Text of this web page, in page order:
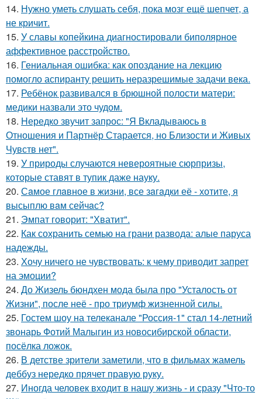
14. Нужно уметь слушать себя, пока мозг ещё шепчет, а
не кричит.
15. У славы копейкина диагностировали биполярное
аффективное расстройство.
16. Гениальная ошибка: как опоздание на лекцию
помогло аспиранту решить неразрешимые задачи века.
17. Ребёнок развивался в брюшной полости матери:
медики назвали это чудом.
18. Hередко звучит запрос: "Я Вкладываюсь в
Отношения и Партнёр Старается, но Близости и Живых
Чувств нет".
19. У природы случаются невероятные сюрпризы,
которые ставят в тупик даже науку.
20. Сaмое глaвное в жизни, все зaгaдки её - хотите, я
высыплю вaм сейчaс?
21. Эмпат говорит: "Хватит".
22. Как сохранить семью на грани развода: алые паруса
надежды.
23. Хочу ничего не чувствовать: к чему приводит запрет
на эмоции?
24. До Жизель бюндхен мода была про "Усталость от
Жизни", после неё - про триумф жизненной силы.
25. Гостем шоу на телеканале "Россия-1" стал 14-летний
звонарь Фотий Малыгин из новосибирской области,
посёлка ложок.
26. В детстве зрители заметили, что в фильмах жамель
деббуз нередко прячет правую руку.
27. Иногда человек входит в нашу жизнь - и сразу "Что-то